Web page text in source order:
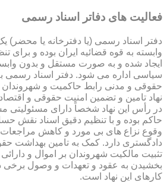
فعالیت های دفاتر اسناد رسمی
دفتر اسناد رسمی (یا دفترخانه یا محضر)
وابسته به قوه قضائیه ایران بوده و برای
ایجاد شده و به صورت مستقل و بدون
سیاسی اداره می شود. دفتر اسناد رسمی
حقوقی و مدنی رابط حاکمیت و شهروندان
نهاد تامین و تضمین امنیت حقوقی و
در رأس این نهاد شخصاً دارای مسئولیتی
حاکم بوده و با تنظیم دقیق اسناد نقش
وقوع نزاع های بی مورد و کاهش
دادگستری دارد. کمک به تامین بهداشت
تثبیت مالکیت شهروندان بر اموال و
بخشیدن به عقود و تعهدات و وصول برخی
کارهای این نهاد است.